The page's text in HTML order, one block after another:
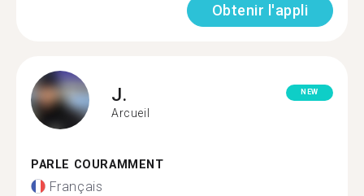
Obtenir l'appli
J.
Arcueil
NEW
PARLE COURAMMENT
Français